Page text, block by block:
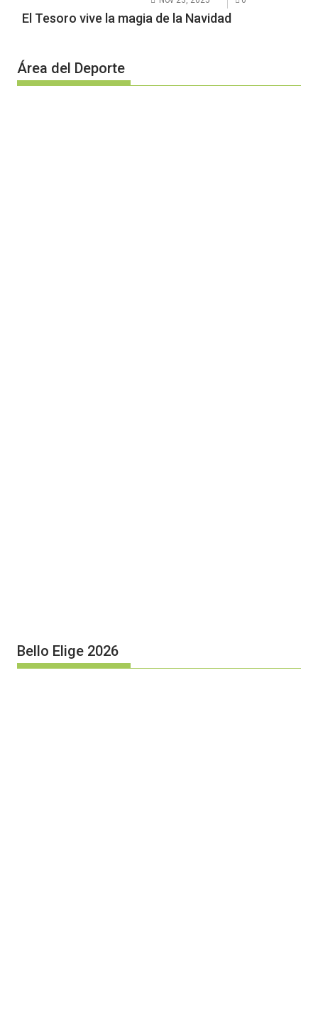
El Tesoro vive la magia de la Navidad
Área del Deporte
Bello Elige 2026